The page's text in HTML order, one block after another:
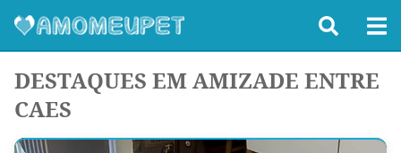
DESTAQUES EM AMIZADE ENTRE
CAES